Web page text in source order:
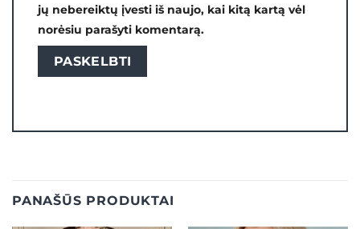
jų nebereiktų įvesti iš naujo, kai kitą kartą vėl
norėsiu parašyti komentarą.
PANAŠŪS PRODUKTAI